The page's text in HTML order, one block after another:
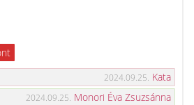
2024.09.25. Kata
2024.09.25. Monori Éva Zsuzsánna